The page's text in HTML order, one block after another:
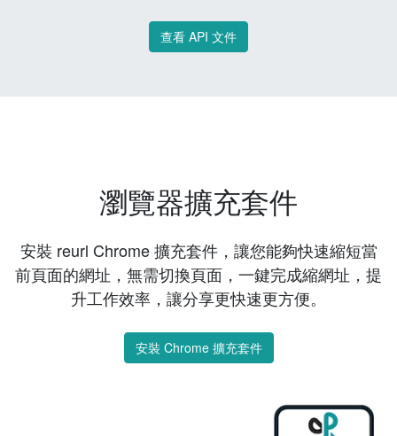
查看 API 文件
瀏覽器擴充套件
安裝 reurl Chrome 擴充套件，讓您能夠快速縮短當
前頁面的網址，無需切換頁面，一鍵完成縮網址，提
升工作效率，讓分享更快速更方便。
安裝 Chrome 擴充套件